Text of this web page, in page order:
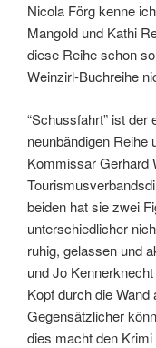
Nicola Förg kenne
Mangold und Kathi
diese Reihe schon
Weinzirl-Buchreihe
“Schussfahrt” ist der
neunbändigen Reihe
Kommissar Gerhard
beiden hat sie zwei
unterschiedlicher
ruhig, gelassen und
und Jo
Kopf durch die Wand
Gegensätzlicher
dies macht den